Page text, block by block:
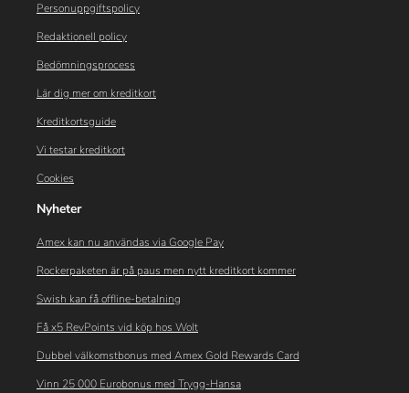
Personuppgiftspolicy
Redaktionell policy
Bedömningsprocess
Lär dig mer om kreditkort
Kreditkortsguide
Vi testar kreditkort
Cookies
Nyheter
Amex kan nu användas via Google Pay
Rockerpaketen är på paus men nytt kreditkort kommer
Swish kan få offline-betalning
Få x5 RevPoints vid köp hos Wolt
Dubbel välkomstbonus med Amex Gold Rewards Card
Vinn 25 000 Eurobonus med Trygg-Hansa